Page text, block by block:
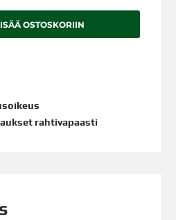
OSTOSKORIIN
rahtivapaasti